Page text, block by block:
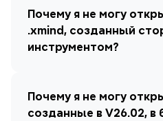
Почему я не могу
.xmind, созданный
инструментом?
Почему я не могу
созданные в V26.02, в